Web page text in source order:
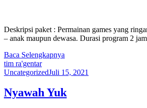
Deskripsi paket : Permainan games yang
– anak maupun dewasa. Durasi program 2
Baca Selengkapnya
tim ra'gentar
UncategorizedJuli 15, 2021
Nyawah Yuk